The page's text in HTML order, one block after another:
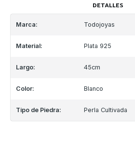
DETALLES
Marca: Todojoyas
Material: Plata 925
Largo: 45cm
Color: Blanco
Tipo de Piedra: Perla Cultivada